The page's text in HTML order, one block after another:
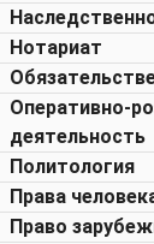
Нотариат
Оперативно-
деятельность
Политология
Права
Право